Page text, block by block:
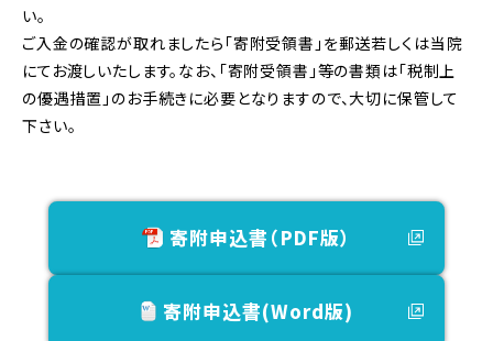
い。
ご入金の確認が取れましたら「寄附受領書」を郵送若しくは当院
にてお渡しいたします。なお、「寄附受領書」等の書類は「税制上
の優遇措置」のお手続きに必要となりますので、大切に保管して
下さい。
寄附申込書（PDF版）
寄附申込書(Word版)